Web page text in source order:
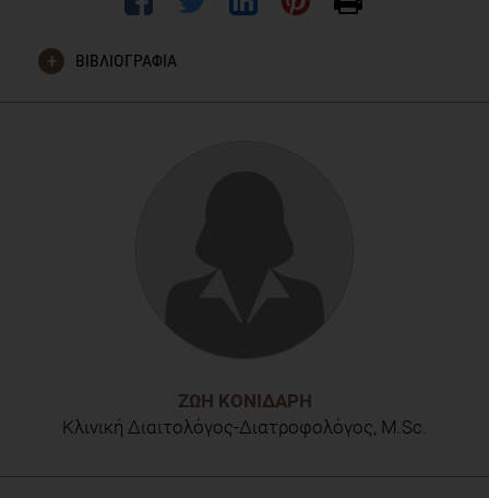
ΒΙΒΛΙΟΓΡΑΦΙΑ
ΖΩΉ ΚΟΝΙΔΆΡΗ
Κλινική Διαιτολόγος-Διατροφολόγος, M.Sc.